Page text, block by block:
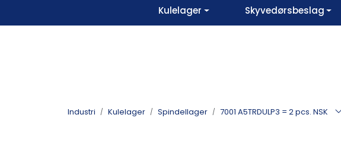
Kulelager Skyvedørsbeslag
Industri Kulelager Spindellager 7001 A5TRDULP3 = 2 pcs. NSK